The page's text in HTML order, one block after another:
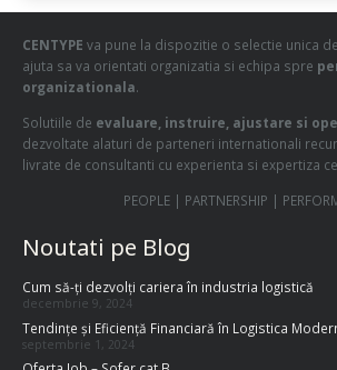
CENTYPE va pune la dispozitie o selectie unica
ajuta sa va orientati organizatia si echipa spre
organizationala.
Solutiile de evaluare, instruire, ajustare si
dezvoltate alaturi de parteneri internationali
livrate de consultanti cu experienta si expertiza
PEOPLE | PARTNERSHIP |
Noutati pe Blog
Cum să-ți dezvolți cariera în industria logistică
decembrie 9, 2024
Tendințe și Eficiență Financiară în Logistica
septembrie 1, 2024